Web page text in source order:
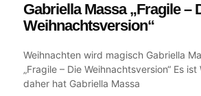
Gabriella Massa „Fragile –
Weihnachtsversion“
Weihnachten wird magisch Gabriella
„Fragile – Die Weihnachtsversion“ Es
daher hat Gabriella Massa